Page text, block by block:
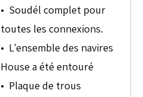
• Soudél complet pour
toutes les connexions.
• L'ensemble des navires
House a été entouré
• Plaque de trous